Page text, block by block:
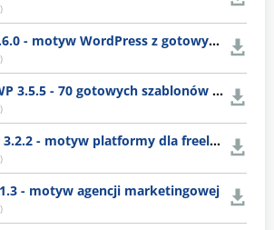
)
Soledad 8.6.0 - motyw WordPress z gotowymi układami
)
MinimogWP 3.5.5 - 70 gotowych szablonów e-commerce
)
Workreap 3.2.2 - motyw platformy dla freelancerów
)
- motyw agencji marketingowej
)